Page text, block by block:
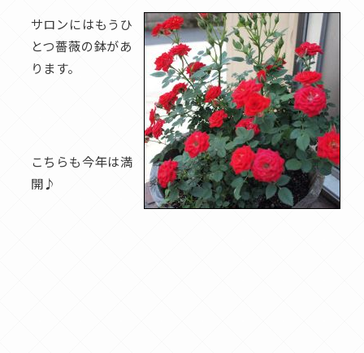
サロンにはもうひ
とつ薔薇の鉢があ
ります。
こちらも今年は満
開♪